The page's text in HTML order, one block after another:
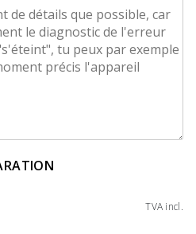
TVA incl.